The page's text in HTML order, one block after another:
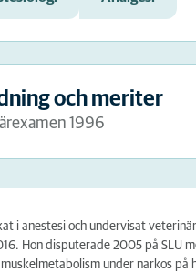
och meriter
1996
i anestesi och undervisat
Hon disputerade 2005 på SLU
under narkos på